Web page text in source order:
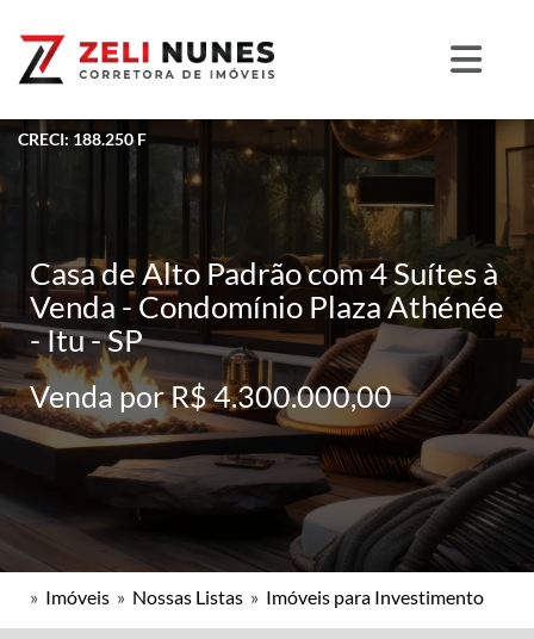
CRECI: 188.250 F
Casa de Alto Padrão com 4 Suítes à
Venda - Condomínio Plaza Athénée
- Itu - SP
Venda por R$ 4.300.000,00
» Imóveis » Nossas Listas » Imóveis para Investimento